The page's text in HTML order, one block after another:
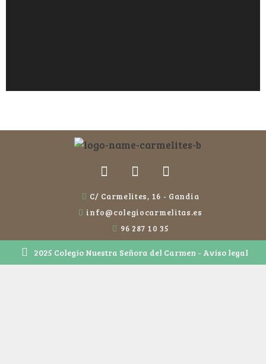
C/ Carmelites, 16 - Gandia
info@colegiocarmelitas.es
96 287 10 35
2025 Colegio Nuestra Señora del Carmen - Aviso legal